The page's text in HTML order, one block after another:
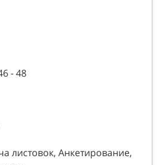
- 48
листовок, Анкетирование,